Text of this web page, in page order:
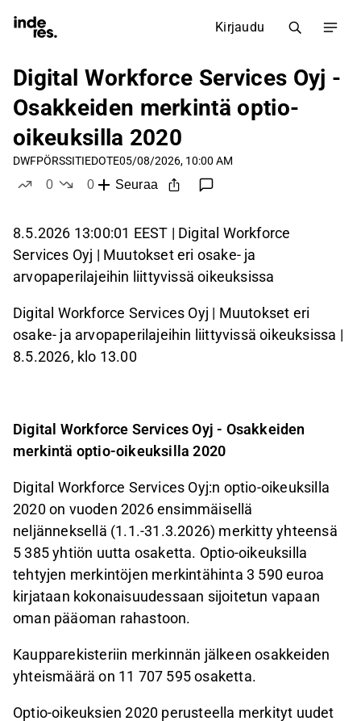
Kirjaudu
Digital Workforce Services Oyj -
Osakkeiden merkintä optio-
oikeuksilla 2020
DWFPÖRSSITIEDOTE05/08/2026, 10:00 AM
0
0
Seuraa
8.5.2026 13:00:01 EEST | Digital Workforce
Services Oyj | Muutokset eri osake- ja
arvopaperilajeihin liittyvissä oikeuksissa
Digital Workforce Services Oyj | Muutokset eri
osake- ja arvopaperilajeihin liittyvissä oikeuksissa |
8.5.2026, klo 13.00
Digital Workforce Services Oyj - Osakkeiden
merkintä optio-oikeuksilla2020
Digital Workforce Services Oyj:n optio-oikeuksilla
2020 on vuoden 2026 ensimmäisellä
neljänneksellä (1.1.-31.3.2026) merkitty yhteensä
5 385 yhtiön uutta osaketta. Optio-oikeuksilla
tehtyjen merkintöjen merkintähinta 3 590 euroa
kirjataan kokonaisuudessaan sijoitetun vapaan
oman pääoman rahastoon.
Kaupparekisteriin merkinnän jälkeen osakkeiden
yhteismäärä on 11 707 595 osaketta.
Optio-oikeuksien 2020 perusteella merkityt uudet